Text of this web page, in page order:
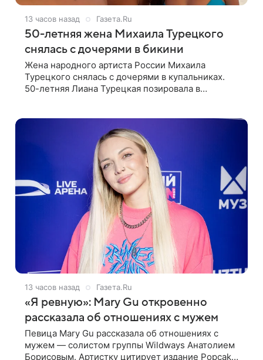
13 часов назад Газета.Ru
50-летняя жена Михаила Турецкого
снялась с дочерями в бикини
Жена народного артиста России Михаила
Турецкого снялась с дочерями в купальниках.
50-летняя Лиана Турецкая позировала в
13 часов назад Газета.Ru
«Я ревную»: Mary Gu откровенно
рассказала об отношениях с мужем
Певица Mary Gu рассказала об отношениях с
мужем — солистом группы Wildways Анатолием
Борисовым. Артистку цитирует издание Popcake.